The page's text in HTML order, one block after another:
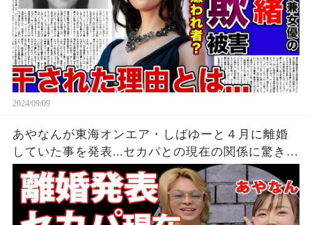
2024/09/09
あやなんが東海オンエア・しばゆーと４月に離婚
していた事を発表...セカパとの現在の関係に驚きを
隠せない...『しばゆー＆あやなん』夫婦の精神崩壊
した現在がヤバい...